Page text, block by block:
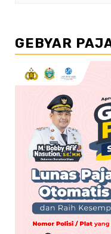
GEBYAR